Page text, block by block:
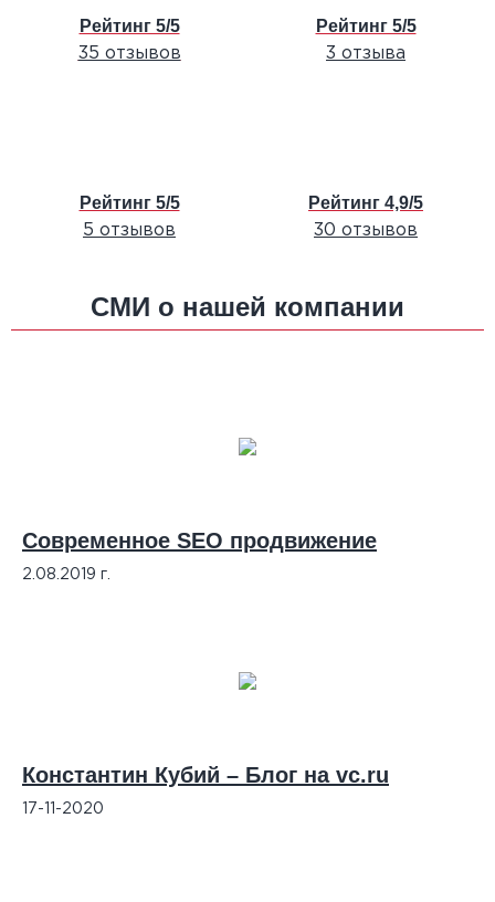
Рейтинг 5/5
35 отзывов
Рейтинг 5/5
3 отзыва
Рейтинг 5/5
5 отзывов
Рейтинг 4,9/5
30 отзывов
СМИ о нашей компании
Современное SEO продвижение
2.08.2019 г.
Константин Кубий – Блог на vc.ru
17-11-2020